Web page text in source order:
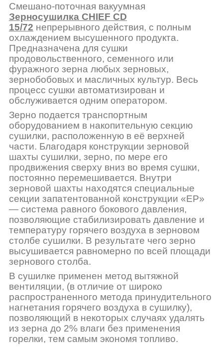
Смешано-поточная вакуумная
Зерносушилка CHIEF CD
15/72 непрерывного действия, с полным
охлаждением высушенного продукта.
Предназначена для сушки
продовольственного, семенного или
фуражного зерна любых зерновых,
зернобобовых и масличных культур. Весь
процесс сушки автоматизирован и
обслуживается одним оператором.
Зерно подается транспортным
оборудованием в накопительную секцию
сушилки, расположенную в её верхней
части. Благодаря конструкции зерновой
шахты сушилки, зерно, по мере его
продвижения сверху вниз во время сушки,
постоянно перемешивается. Внутри
зерновой шахты находятся специальные
секции запатентованной конструкции «EP»
— система равного бокового давления,
позволяющие стабилизировать давление и
температуру горячего воздуха в зерновом
столбе сушилки. В результате чего зерно
высушивается равномерно по всей площади
зернового столба.
В сушилке применен метод вытяжной
вентиляции, (в отличие от широко
распространенного метода принудительного
нагнетания горячего воздуха в сушилку),
позволяющий в некоторых случаях удалять
из зерна до 2% влаги без применения
горелки, тем самым экономя топливо.